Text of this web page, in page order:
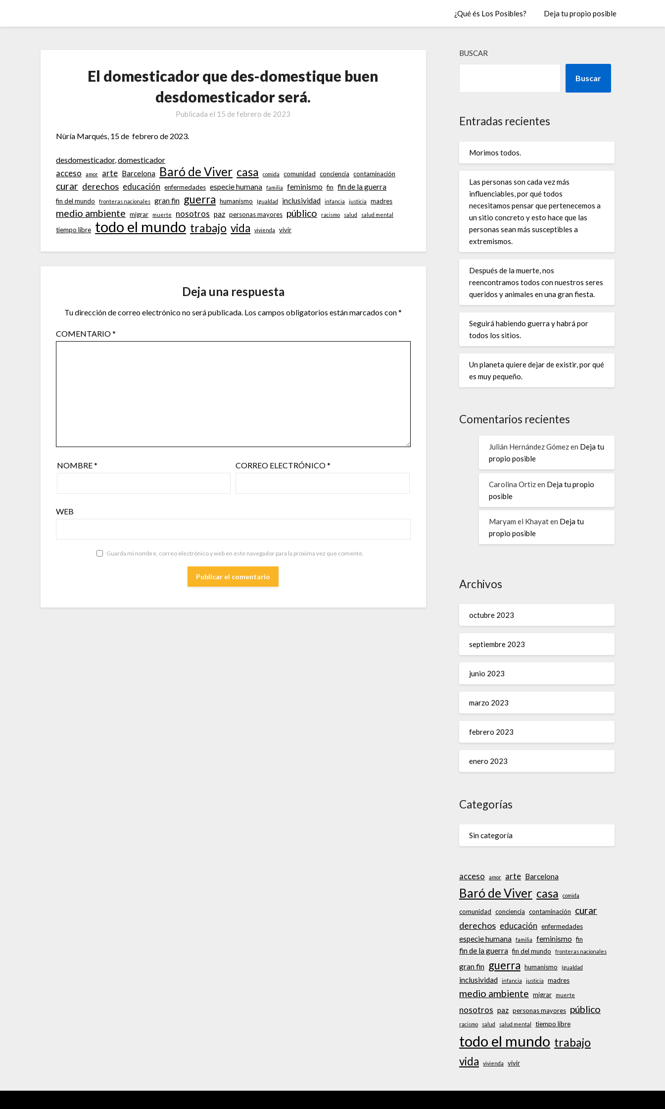
¿Qué és Los Posibles? Deja tu propio posible
El domesticador que des-domestique buen
desdomesticador será.
Publicada el 15 de febrero de 2023
Nùría Marqués, 15 de febrero de 2023.
desdomesticador, domesticador
acceso amor arte Barcelona Baró de Viver casa comida comunidad conciencia contaminación
curar derechos educación enfermedades especie humana familia feminismo fin fin de la guerra
fin del mundo fronteras nacionales gran fin guerra humanismo Igualdad inclusividad infancia justicia madres
medio ambiente migrar muerte nosotros paz personas mayores público racismo salud salud mental
tiempo libre todo el mundo trabajo vida vivienda vivir
Deja una respuesta
Tu dirección de correo electrónico no será publicada. Los campos obligatorios están marcados con*
COMENTARIO*
NOMBRE* CORREO ELECTRÓNICO*
WEB
Guarda mi nombre, correo electrónico y web en este navegador para la próxima vez que comente.
BUSCAR
Buscar
Entradas recientes
Morimos todos.
Las personas son cada vez más
influenciables, por qué todos
necesitamos pensar que pertenecemos a
un sitio concreto y esto hace que las
personas sean más susceptibles a
extremismos.
Después de la muerte, nos
reencontramos todos con nuestros seres
queridos y animales en una gran fiesta.
Seguirá habiendo guerra y habrá por
todos los sitios.
Un planeta quiere dejar de existir, por qué
es muy pequeño.
Comentarios recientes
Julián Hernández Gómezen Deja tu
propio posible
Carolina Ortizen Deja tu propio
posible
Maryam el Khayaten Deja tu
propio posible
Archivos
octubre 2023
septiembre 2023
junio 2023
marzo 2023
febrero 2023
enero 2023
Categorías
Sin categoría
acceso amor arte Barcelona
Baró de Viver casa comida
comunidad conciencia contaminación curar
derechos educación enfermedades
especie humana familia feminismo fin
fin de la guerra fin del mundo fronteras nacionales
gran fin guerra humanismo Igualdad
inclusividad infancia justicia madres
medio ambiente migrar muerte
nosotros paz personas mayores público
racismo salud salud mental tiempo libre
todo el mundo trabajo
vida vivienda vivir